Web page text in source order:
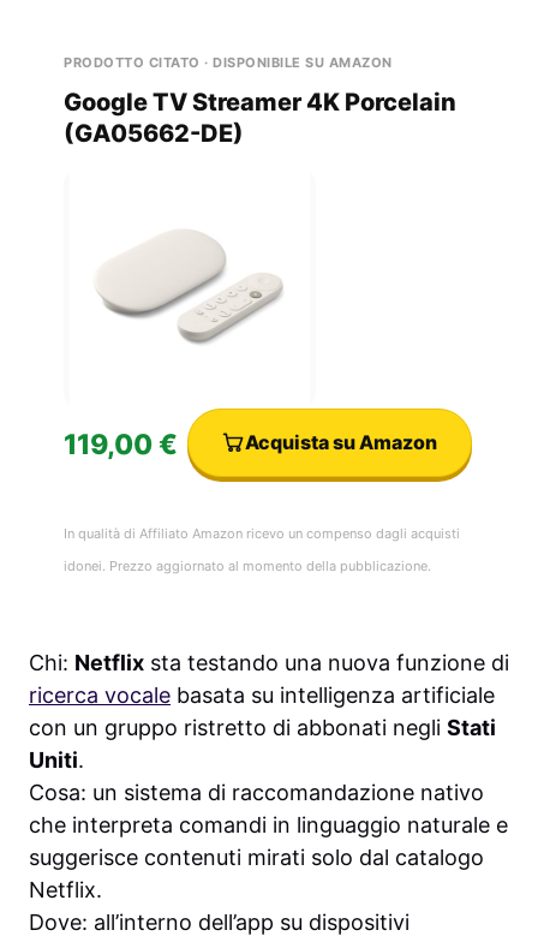
PRODOTTO CITATO · DISPONIBILE SU AMAZON
Google TV Streamer 4K Porcelain
(GA05662-DE)
119,00 € Acquista su Amazon
In qualità di Affiliato Amazon ricevo un compenso dagli acquisti
idonei. Prezzo aggiornato al momento della pubblicazione.
Chi: Netflix sta testando una nuova funzione di
ricerca vocale basata su intelligenza artificiale
con un gruppo ristretto di abbonati negli Stati
Uniti.
Cosa: un sistema di raccomandazione nativo
che interpreta comandi in linguaggio naturale e
suggerisce contenuti mirati solo dal catalogo
Netflix.
Dove: all’interno dell’app su dispositivi